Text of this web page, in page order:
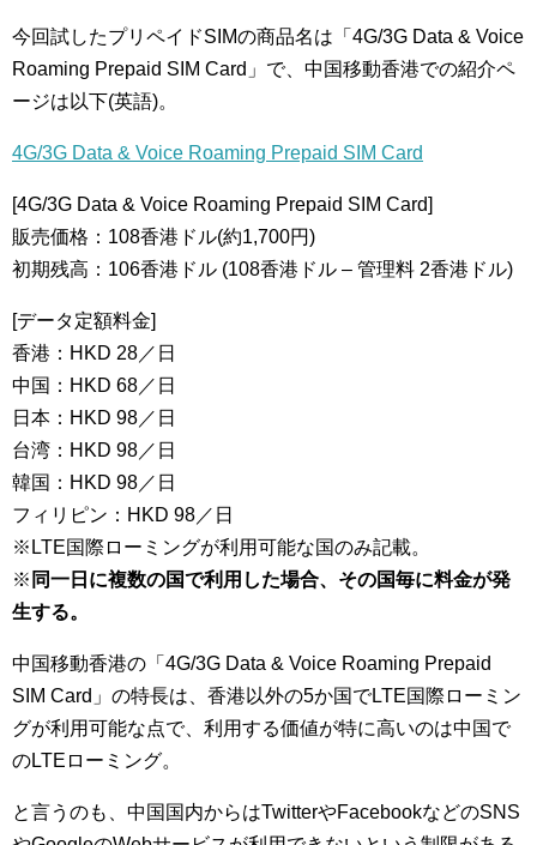
今回試したプリペイドSIMの商品名は「4G/3G Data & Voice
Roaming Prepaid SIM Card」で、中国移動香港での紹介ペ
ージは以下(英語)。
4G/3G Data & Voice Roaming Prepaid SIM Card
[4G/3G Data & Voice Roaming Prepaid SIM Card]
販売価格：108香港ドル(約1,700円)
初期残高：106香港ドル (108香港ドル – 管理料 2香港ドル)
[データ定額料金]
香港：HKD 28／日
中国：HKD 68／日
日本：HKD 98／日
台湾：HKD 98／日
韓国：HKD 98／日
フィリピン：HKD 98／日
※LTE国際ローミングが利用可能な国のみ記載。
※ 同一日に複数の国で利用した場合、その国毎に料金が発
生する。
中国移動香港の「4G/3G Data & Voice Roaming Prepaid
SIM Card」の特長は、香港以外の5か国でLTE国際ローミン
グが利用可能な点で、利用する価値が特に高いのは中国で
のLTEローミング。
と言うのも、中国国内からはTwitterやFacebookなどのSNS